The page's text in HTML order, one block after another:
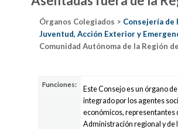
Órganos Colegiados > Consejería de
Juventud, Acción Exterior y
Comunidad Autónoma de la Región
Funciones:
Este Consejo es un órgano
integrado por los agentes
económicos, representantes
Administración regional y de